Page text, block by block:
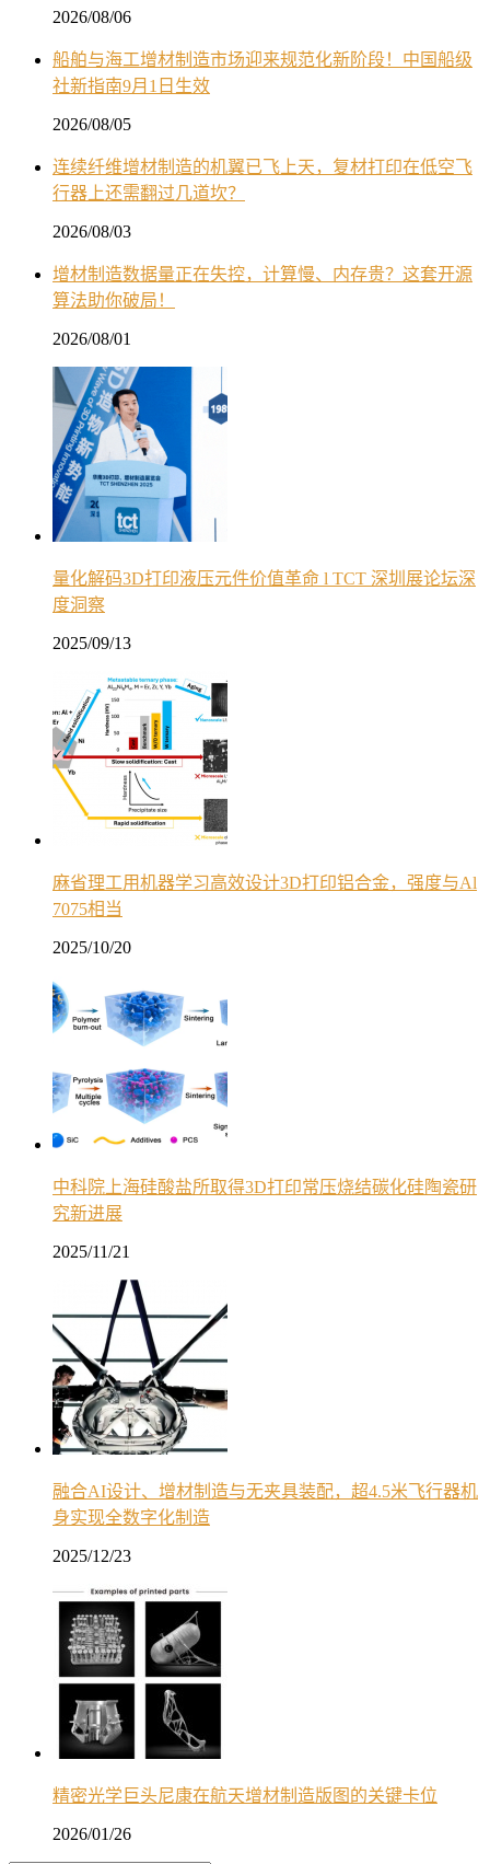
2026/08/06
船舶与海工增材制造市场迎来规范化新阶段！中国船级
社新指南9月1日生效
2026/08/05
连续纤维增材制造的机翼已飞上天，复材打印在低空飞
行器上还需翻过几道坎？
2026/08/03
增材制造数据量正在失控，计算慢、内存贵？这套开源
算法助你破局！
2026/08/01
量化解码3D打印液压元件价值革命 l TCT 深圳展论坛深
度洞察
2025/09/13
麻省理工用机器学习高效设计3D打印铝合金，强度与Al
7075相当
2025/10/20
中科院上海硅酸盐所取得3D打印常压烧结碳化硅陶瓷研
究新进展
2025/11/21
融合AI设计、增材制造与无夹具装配，超4.5米飞行器机
身实现全数字化制造
2025/12/23
精密光学巨头尼康在航天增材制造版图的关键卡位
2026/01/26